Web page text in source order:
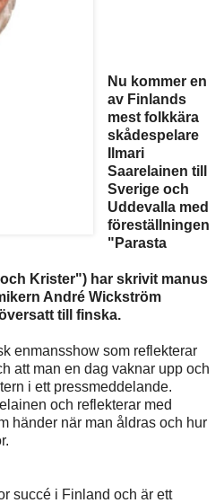
Nu kommer en
av Finlands
mest folkkära
skådespelare
Ilmari
Saarelainen till
Sverige och
Uddevalla med
föreställningen
"Parasta
Krister") har skrivit manus
André Wickström
till finska.
enmansshow som reflekterar
att man en dag vaknar upp och
i ett pressmeddelande.
och reflekterar med
händer när man åldras och hur
succé i Finland och är ett